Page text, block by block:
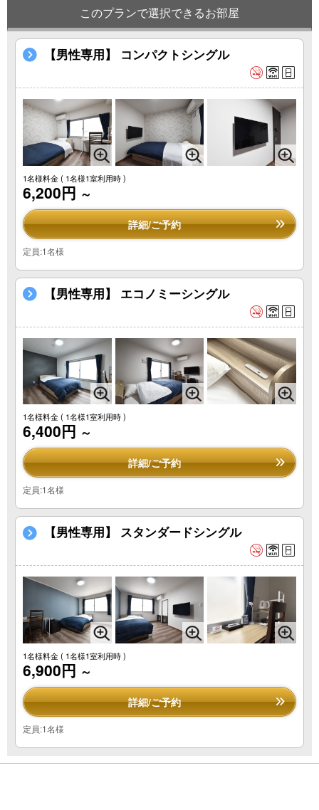
このプランで選択できるお部屋
【男性専用】 コンパクトシングル
1名様料金( 1名様1室利用時 )
6,200円 ～
詳細/ご予約
定員:1名様
【男性専用】 エコノミーシングル
1名様料金( 1名様1室利用時 )
6,400円 ～
詳細/ご予約
定員:1名様
【男性専用】 スタンダードシングル
1名様料金( 1名様1室利用時 )
6,900円 ～
詳細/ご予約
定員:1名様